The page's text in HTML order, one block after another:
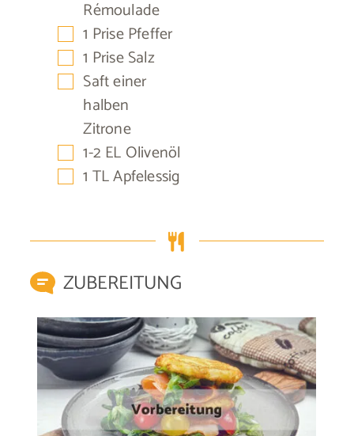
Rémoulade
▢
1 Prise Pfeffer
▢
1 PriseSalz
▢
Saft einer
halben
Zitrone
▢
1-2 EL Olivenöl
▢
1 TLApfelessig
ZUBEREITUNG